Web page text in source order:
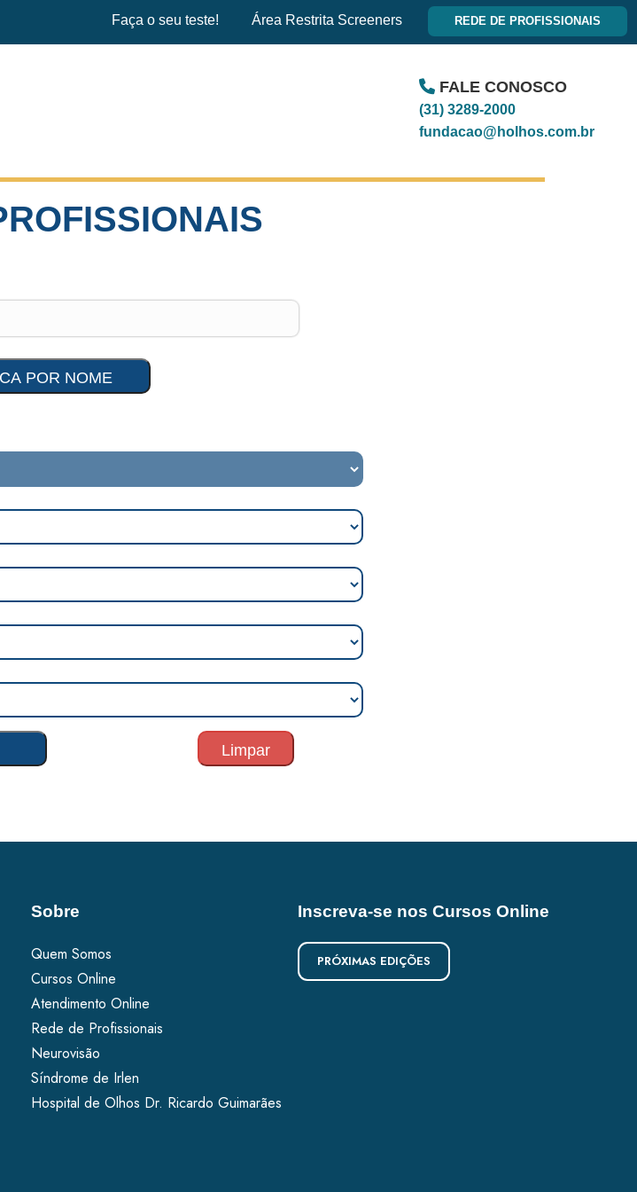
Faça o seu teste! Área Restrita Screeners REDE DE PROFISSIONAIS
FALE CONOSCO
(31) 3289-2000
fundacao@holhos.com.br
Sobre
Quem Somos
Cursos Online
Atendimento Online
Rede de Profissionais
Neurovisão
Síndrome de Irlen
Hospital de Olhos Dr. Ricardo Guimarães
Inscreva-se nos Cursos Online
PRÓXIMAS EDIÇÕES